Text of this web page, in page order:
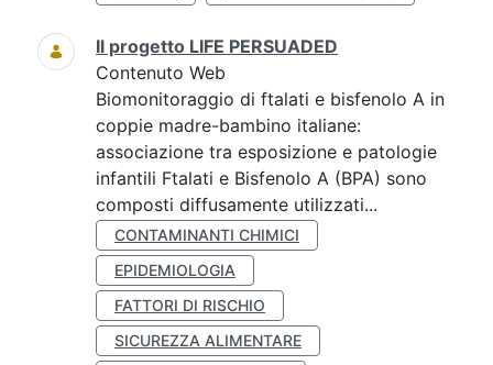
Il progetto LIFE PERSUADED
Contenuto Web
Biomonitoraggio di ftalati e bisfenolo A in
coppie madre-bambino italiane:
associazione tra esposizione e patologie
infantili Ftalati e Bisfenolo A (BPA) sono
composti diffusamente utilizzati...
CONTAMINANTI CHIMICI
EPIDEMIOLOGIA
FATTORI DI RISCHIO
SICUREZZA ALIMENTARE